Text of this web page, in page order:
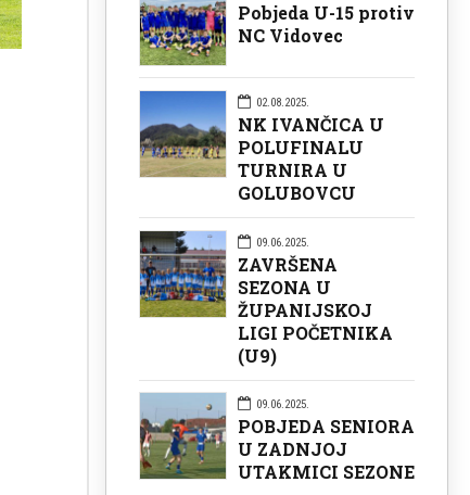
Pobjeda U-15 protiv
NC Vidovec
02.08.2025.
NK IVANČICA U
POLUFINALU
TURNIRA U
GOLUBOVCU
09.06.2025.
ZAVRŠENA
SEZONA U
ŽUPANIJSKOJ
LIGI POČETNIKA
(U9)
09.06.2025.
POBJEDA SENIORA
U ZADNJOJ
UTAKMICI SEZONE